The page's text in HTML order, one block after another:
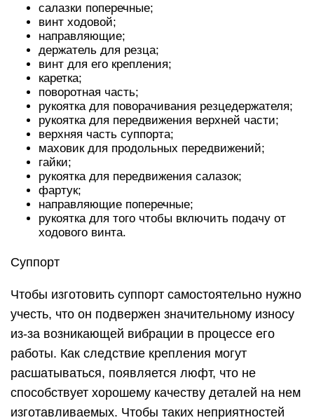
салазки поперечные;
винт ходовой;
направляющие;
держатель для резца;
винт для его крепления;
каретка;
поворотная часть;
рукоятка для поворачивания резцедержателя;
рукоятка для передвижения верхней части;
верхняя часть суппорта;
маховик для продольных передвижений;
гайки;
рукоятка для передвижения салазок;
фартук;
направляющие поперечные;
рукоятка для того чтобы включить подачу от
ходового винта.
Суппорт
Чтобы изготовить суппорт самостоятельно нужно
учесть, что он подвержен значительному износу
из-за возникающей вибрации в процессе его
работы. Как следствие крепления могут
расшатываться, появляется люфт, что не
способствует хорошему качеству деталей на нем
изготавливаемых. Чтобы таких неприятностей